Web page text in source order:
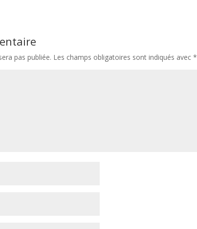
pas publiée. Les champs obligatoires sont indiqués avec*